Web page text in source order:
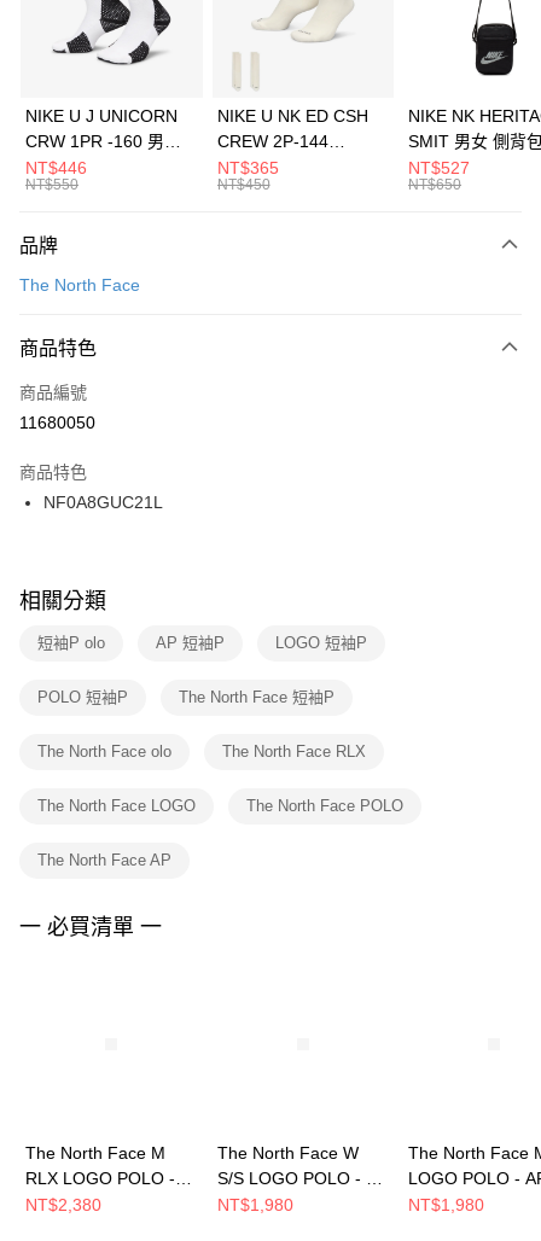
華南商業銀行
彰化商業銀行
上海商業儲蓄銀行
元大商業銀行
台灣樂天信用卡公司
Apple Pay
全盈+PAY
AFTEE先享後付
【關於「AFTEE先享後付」】
便利好安心！
３．安心：先確認商品／服務後，再付款。
【「AFTEE先享後付」結帳流程】
１．於結帳方式選擇「AFTEE先享後付」後，將跳轉至「AFTEE先享後付」
２．訂單成立數日內，您將收到繳費通知簡訊。
３．收到繳費通知簡訊後14天內，點擊此簡訊中的連結，可透過四大超商／
ATM／網路銀行／等多元方式進行付款，方視為交易完成。
※ 交易是否成功請以「AFTEE先享後付 」之結帳頁面顯示為準，若有關於
是否繳費成功／繳費後需取消欲退款等相關疑問，請聯繫「AFTEE先享後付
客戶支援中心」
https://netprotections.freshdesk.com/support/home
１．透過由恩沛科技股份有限公司提供之「AFTEE先享後付」服務完成之交
權轉讓予恩沛科技股份有限公司。
３．未成年的使用者請事先徵得法定代理人或監護人之同意方可使用
任。
請求用戶進行身份認證。
５．嚴禁一人註冊多個帳號或使用他人資訊註冊。若發現惡意使用之情形，
運送方式
每筆NT$100，滿NT$1,500(含以上)免運費
宅配
每筆NT$100，滿NT$1,500(含以上)免運費
付款後門市自取
每筆NT$100，滿NT$1,500(含以上)免運費
NIKE U J UNICORN
CRW 1PR -160 男女
中統襪 FZ3393100
NT$446
NT$550
NIKE U NK ED CSH
CREW 2P-144
EMBRDY 男女 短統襪
FZ3073133
NT$365
NT$450
NIKE NK
SMIT 男女 側背
BA5871010
NT$527
NT$650
品牌
The North Face
商品特色
商品編號
11680050
商品特色
NF0A8GUC21L
相關分類
短袖P olo AP 短袖P LOGO 短袖P
POLO 短袖P The North Face 短袖P
The North Face olo The North Face RLX
The North Face LOGO The North Face POLO
The North Face AP
一 必買清單 一
The North Face M
RLX LOGO POLO -
AP 男 短袖POLO
NT$2,380
The North Face W
S/S LOGO POLO - AP
女 短袖POLO
NT$1,980
The North Face
LOGO POLO -
短袖POLO
NT$1,980